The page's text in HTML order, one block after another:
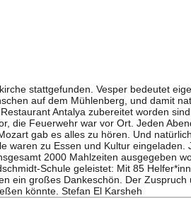
statt­ge­fun­den. Ves­per bedeu­tet
auf dem Müh­len­berg, und damit
Anta­lya zube­rei­tet wor­den
die Feu­er­wehr war vor Ort. Jeden
gab es alles zu hören. Und
zu Essen und Kul­tur
2000 Mahl­zei­ten aus­ge­ge­ben
Schule geleis­tet: Mit 85
ein gro­ßes Dan­ke­schön. Der
könnte. Ste­fan El Kars­heh